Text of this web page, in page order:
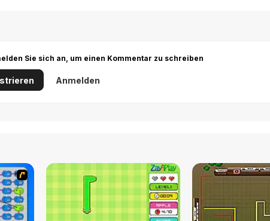
Sie sich an, um einen Kommentar zu schreiben
Anmelden